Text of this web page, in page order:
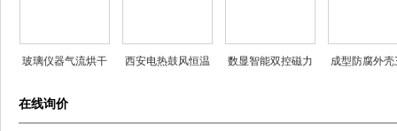
玻璃仪器气流烘干 西安电热鼓风恒温 数显智能双控磁力 成型防腐外壳
在线询价